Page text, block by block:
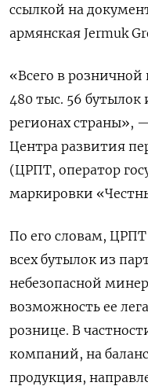
ссылкой на
армянская Jermuk
«Всего в
480 тыс. 56 бутылок
регионах страны»,
Центра развития
(ЦРПТ, оператор
маркировки
По его словам,
всех бутылок из
небезопасной
возможность ее
рознице. В
компаний, на
продукция,